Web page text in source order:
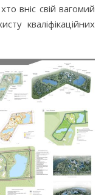
вніс свій вагомий
кваліфікаційних